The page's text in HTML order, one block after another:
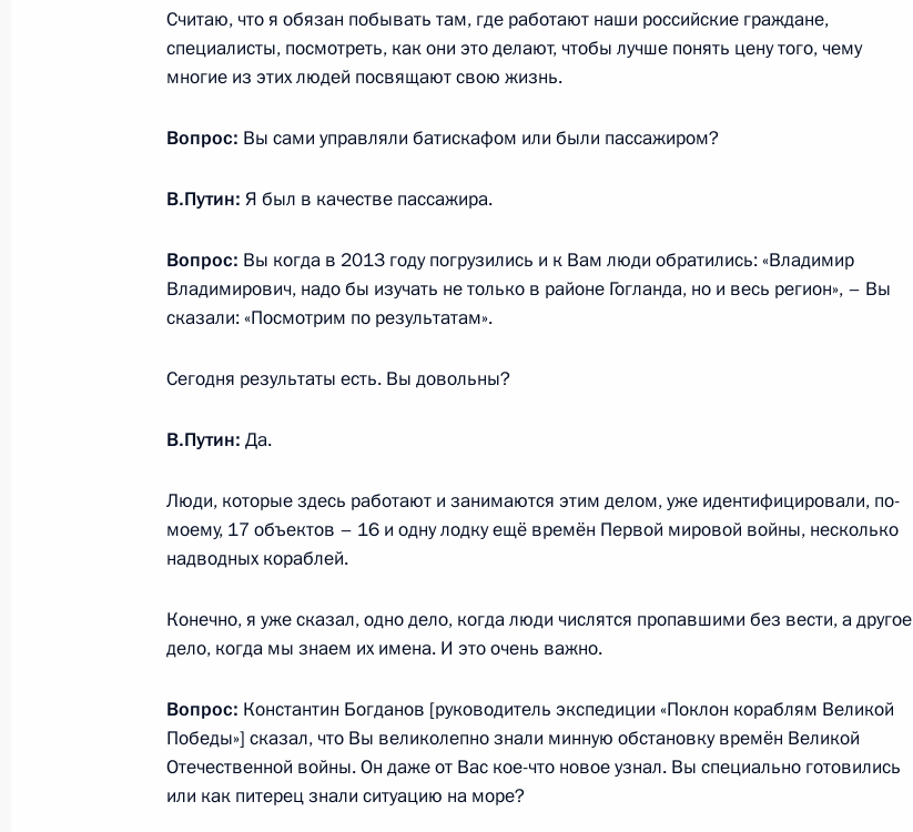
Возложение венка к Могиле Неизвестного Солдата
22 июня 2019 года, 12:30
Учреждена юбилейная медаль «75 лет Победы в Великой
Отечественной войне 1941–1945 гг.»
Утверждён состав Оргкомитета по подготовке и проведению
войне
Посещение Еврейского музея и Центра толерантности
4 июня 2019 года, 14:30
Президент принял участие в акции «Бессмертный полк»
9 мая 2019 года, 15:30
Совещание с постоянными членами Совета Безопасности
Считаю, что я обязан побывать там, где работают наши российские граждане,
специалисты, посмотреть, как они это делают, чтобы лучше понять цену того, чему
многие из этих людей посвящают свою жизнь.
Вопрос: Вы сами управляли батискафом или были пассажиром?
В.Путин: Я был в качестве пассажира.
Вопрос: Вы когда в 2013 году погрузились и к Вам люди обратились: «Владимир
Владимирович, надо бы изучать не только в районе Гогланда, но и весь регион», – Вы
сказали: «Посмотрим по результатам».
Сегодня результаты есть. Вы довольны?
В.Путин: Да.
Люди, которые здесь работают и занимаются этим делом, уже идентифицировали, по-
моему, 17 объектов – 16 и одну лодку ещё времён Первой мировой войны, несколько
надводных кораблей.
Конечно, я уже сказал, одно дело, когда люди числятся пропавшими без вести, а другое
дело, когда мы знаем их имена. И это очень важно.
Вопрос: Константин Богданов [руководитель экспедиции «Поклон кораблям Великой
Победы»] сказал, что Вы великолепно знали минную обстановку времён Великой
Отечественной войны. Он даже от Вас кое-что новое узнал. Вы специально готовились
или как питерец знали ситуацию на море?